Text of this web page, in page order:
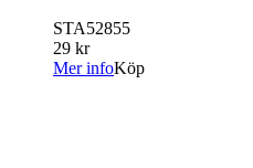
STA52855
29 kr
Mer infoKöp